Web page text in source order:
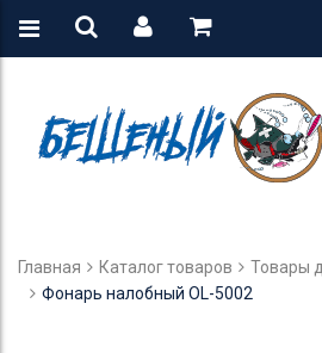
Главная Каталог товаров Товары
Фонарь налобный OL-5002